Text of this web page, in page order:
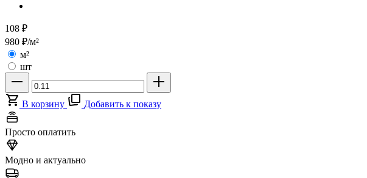
108 ₽
980 ₽/м²
м²
шт
В корзину Добавить к показу
Просто оплатить
Модно и актуально